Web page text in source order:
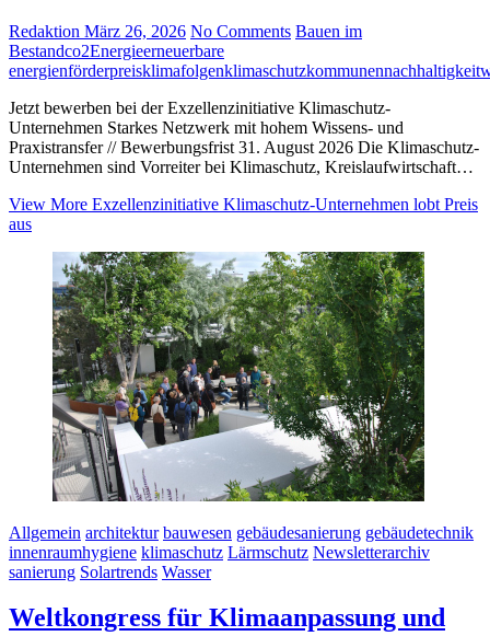
Redaktion März 26, 2026 No Comments Bauen im
Bestandco2Energieerneuerbare
energienförderpreisklimafolgenklimaschutzkommunennachhaltigkeit
Jetzt bewerben bei der Exzellenzinitiative Klimaschutz-
Unternehmen Starkes Netzwerk mit hohem Wissens- und
Praxistransfer // Bewerbungsfrist 31. August 2026 Die Klimaschutz-
Unternehmen sind Vorreiter bei Klimaschutz, Kreislaufwirtschaft…
View More Exzellenzinitiative Klimaschutz-Unternehmen lobt Preis
aus
Allgemein architektur bauwesen gebäudesanierung gebäudetechnik
innenraumhygiene klimaschutz Lärmschutz Newsletterarchiv
sanierung Solartrends Wasser
Weltkongress für Klimaanpassung und